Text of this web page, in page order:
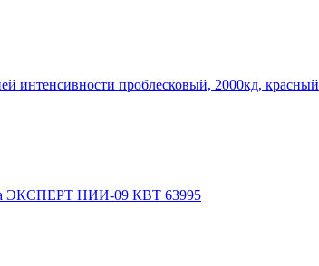
интенсивности проблесковый, 2000кд, красный
ЭКСПЕРТ НИИ-09 КВТ 63995